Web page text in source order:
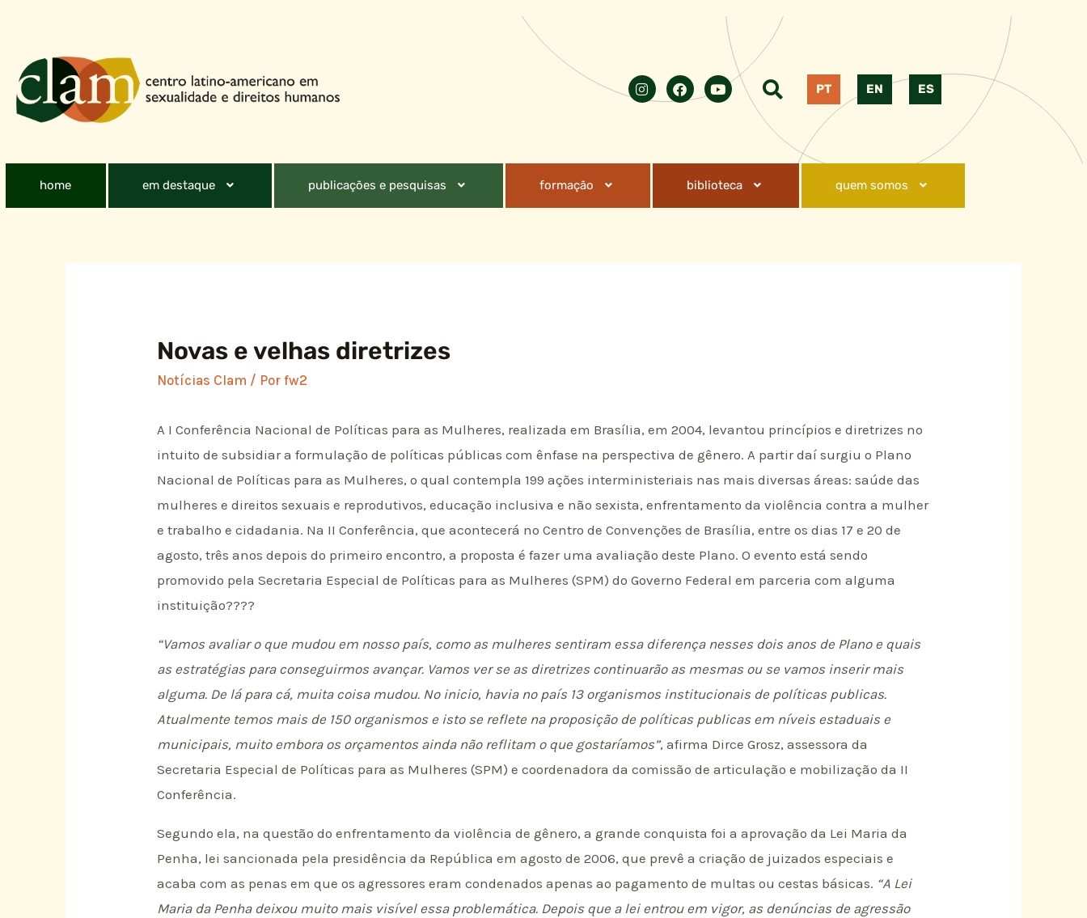
PT EN ES
home em destaque publicações e pesquisas formação biblioteca quem somos
Novas e velhas diretrizes
Notícias Clam / Porfw2
A I Conferência Nacional de Políticas para as Mulheres, realizada em Brasília, em 2004, levantou princípios e diretrizes no
intuito de subsidiar a formulação de políticas públicas com ênfase na perspectiva de gênero. A partir daí surgiu o Plano
Nacional de Políticas para as Mulheres, o qual contempla 199 ações interministeriais nas mais diversas áreas: saúde das
mulheres e direitos sexuais e reprodutivos, educação inclusiva e não sexista, enfrentamento da violência contra a mulher
e trabalho e cidadania. Na II Conferência, que acontecerá no Centro de Convenções de Brasília, entre os dias 17 e 20 de
agosto, três anos depois do primeiro encontro, a proposta é fazer uma avaliação deste Plano. O evento está sendo
promovido pela Secretaria Especial de Políticas para as Mulheres (SPM) do Governo Federal em parceria com alguma
instituição????
“Vamos avaliar o que mudou em nosso país, como as mulheres sentiram essa diferença nesses dois anos de Plano e quais
as estratégias para conseguirmos avançar. Vamos ver se as diretrizes continuarão as mesmas ou se vamos inserir mais
alguma. De lá para cá, muita coisa mudou. No inicio, havia no país 13 organismos institucionais de políticas publicas.
Atualmente temos mais de 150 organismos e isto se reflete na proposição de políticas publicas em níveis estaduais e
municipais, muito embora os orçamentos ainda não reflitam o que gostaríamos”, afirma Dirce Grosz, assessora da
Secretaria Especial de Políticas para as Mulheres (SPM) e coordenadora da comissão de articulação e mobilização da II
Conferência.
Segundo ela, na questão do enfrentamento da violência de gênero, a grande conquista foi a aprovação da Lei Maria da
Penha, lei sancionada pela presidência da República em agosto de 2006, que prevê a criação de juizados especiais e
acaba com as penas em que os agressores eram condenados apenas ao pagamento de multas ou cestas básicas. “A Lei
Maria da Penha deixou muito mais visível essa problemática. Depois que a lei entrou em vigor, as denúncias de agressão